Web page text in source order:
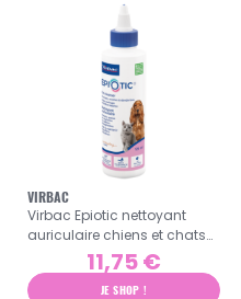
VIRBAC
Virbac Epiotic nettoyant
auriculaire chiens et chats
11,75 €
JE SHOP !